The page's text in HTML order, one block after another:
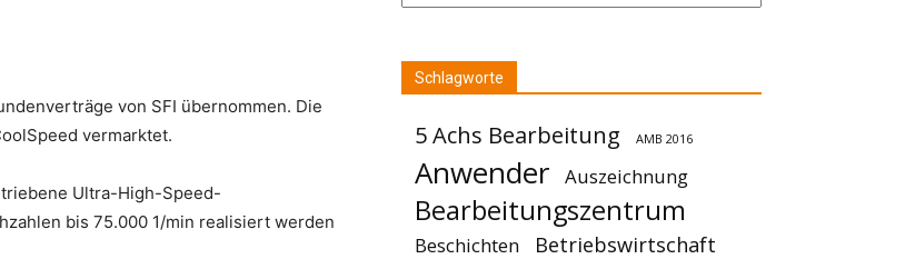
von SFI übernommen. Die
vermarktet.
Ultra-High-Speed-
bis 75.000 1/min realisiert werden
Schlagworte
5 Achs Bearbeitung AMB 2016
Anwender Auszeichnung
Bearbeitungszentrum
Beschichten Betriebswirtschaft